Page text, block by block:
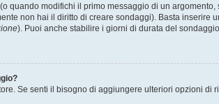
quando modifichi il primo messaggio di un
non hai il diritto di creare sondaggi). Basta inserire
). Puoi anche stabilire i giorni di durata del
Se senti il bisogno di aggiungere ulteriori opzioni di